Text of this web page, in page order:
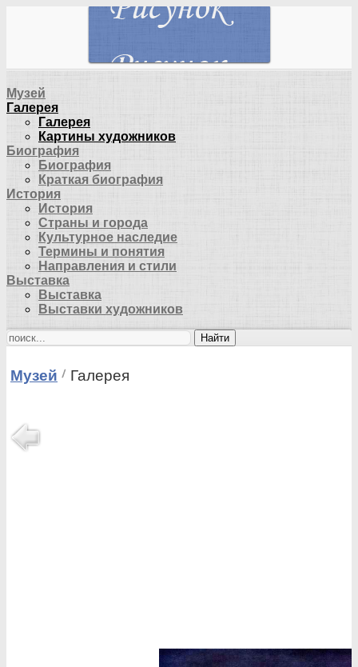
Музей
Галерея
Галерея
Картины художников
Биография
Биография
Краткая биография
История
История
Страны и города
Культурное наследие
Термины и понятия
Направления и стили
Выставка
Выставка
Выставки художников
Найти
Музей Галерея